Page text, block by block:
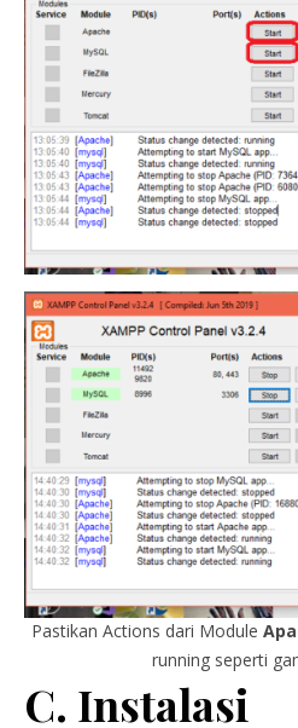
Pastikan Actions dari Module
running seperti
C. Instalasi